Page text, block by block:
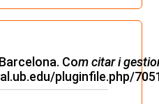
Com citar i
pluginfile.php/